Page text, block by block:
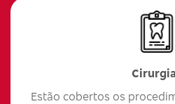
Estão cobertos os